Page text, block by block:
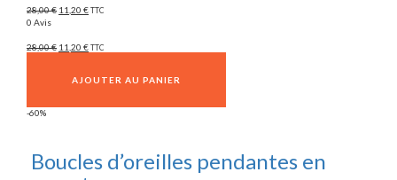
28,00€ 11,20 € TTC
0 Avis
28,00€ 11,20 € TTC
AJOUTER AU PANIER
-60%
Boucles d’oreilles pendantes en